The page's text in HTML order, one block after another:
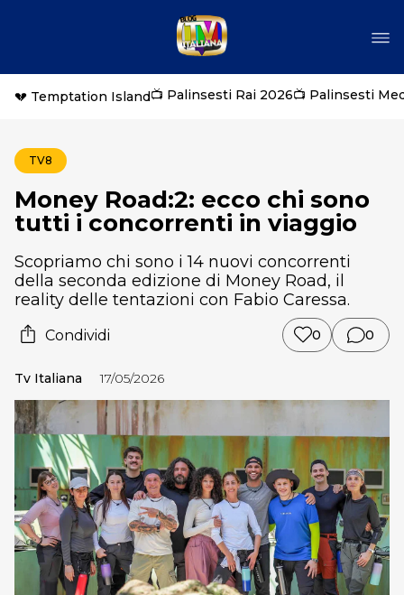
💔 Temptation Island📺 Palinsesti Rai 2026📺 Palinsesti
TV8
Money Road:2: ecco chi sono
tutti i concorrenti in viaggio
Scopriamo chi sono i 14 nuovi concorrenti
della seconda edizione di Money Road, il
reality delle tentazioni con Fabio Caressa.
Condividi 0 0
Tv Italiana 17/05/2026